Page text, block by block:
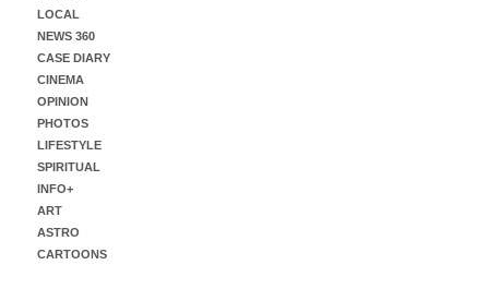
LOCAL
NEWS 360
CASE DIARY
CINEMA
OPINION
PHOTOS
LIFESTYLE
SPIRITUAL
INFO+
ART
ASTRO
CARTOONS